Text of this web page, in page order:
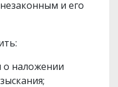
и его
о наложении